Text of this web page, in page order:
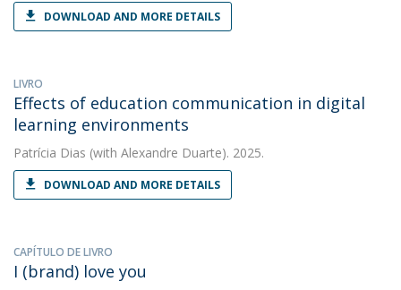
DOWNLOAD AND MORE DETAILS
LIVRO
Effects of education communication in digital
learning environments
Patrícia Dias (with Alexandre Duarte). 2025.
DOWNLOAD AND MORE DETAILS
CAPÍTULO DE LIVRO
I (brand) love you